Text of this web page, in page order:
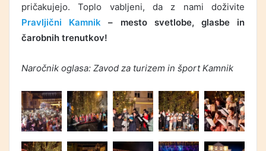
pričakujejo. Toplo vabljeni, da z nami doživite
Pravljični Kamnik – mesto svetlobe, glasbe in
čarobnih trenutkov!
Naročnik oglasa: Zavod za turizem in šport Kamnik